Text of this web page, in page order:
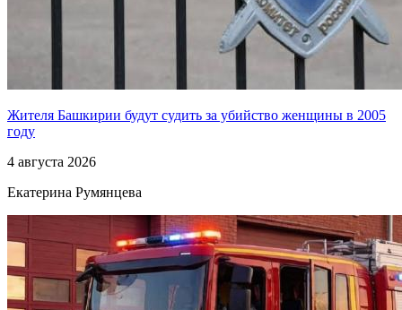
Жителя Башкирии будут судить за убийство женщины в 2005
году
4 августа 2026
Екатерина Румянцева